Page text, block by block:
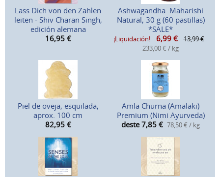
Lass Dich von den Zahlen
leiten - Shiv Charan Singh,
edición alemana
16,95 €
Ashwagandha Maharishi
Natural, 30 g (60 pastillas)
*SALE*
¡Liquidación! 6,99 €
13,99 €
233,00 € / kg
Piel de oveja, esquilada,
aprox. 100 cm
82,95 €
Amla Churna (Amalaki)
Premium (Nimi Ayurveda)
deste 7,85 € 78,50 € / kg